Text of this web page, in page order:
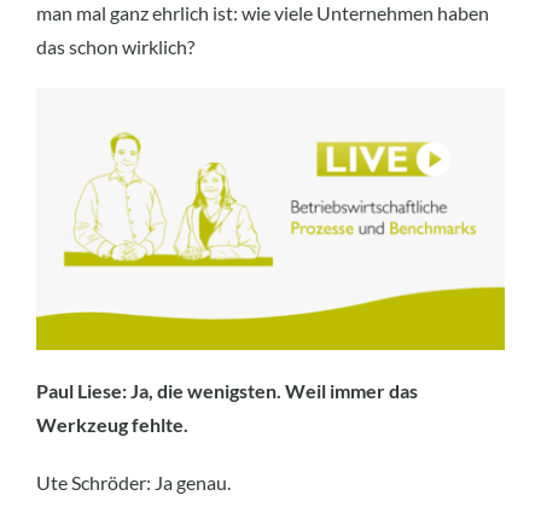
man mal ganz ehrlich ist: wie viele Unternehmen haben
das schon wirklich?
Paul Liese: Ja, die wenigsten. Weil immer das
Werkzeug fehlte.
Ute Schröder: Ja genau.